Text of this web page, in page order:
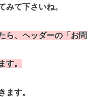
みて下さいね。
ら、ヘッダーの「お問
す。
ます。